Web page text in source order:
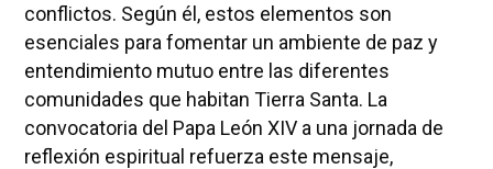
conflictos. Según él, estos elementos son
esenciales para fomentar un ambiente de paz y
entendimiento mutuo entre las diferentes
comunidades que habitan Tierra Santa. La
convocatoria del Papa León XIV a una jornada de
reflexión espiritual refuerza este mensaje,